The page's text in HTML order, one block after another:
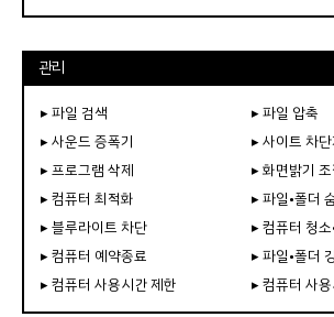
관리
▸ 파일 검색
▸ 파일 압축
▸ 사운드 증폭기
▸ 사이트 차단
▸ 프로그램 삭제
▸ 화면밝기 조
▸ 컴퓨터 최적화
▸ 파일•폴더
▸ 블루라이트 차단
▸ 컴퓨터 청소
▸ 컴퓨터 예약종료
▸ 파일•폴더
▸ 컴퓨터 사용시간 제한
▸ 컴퓨터 사